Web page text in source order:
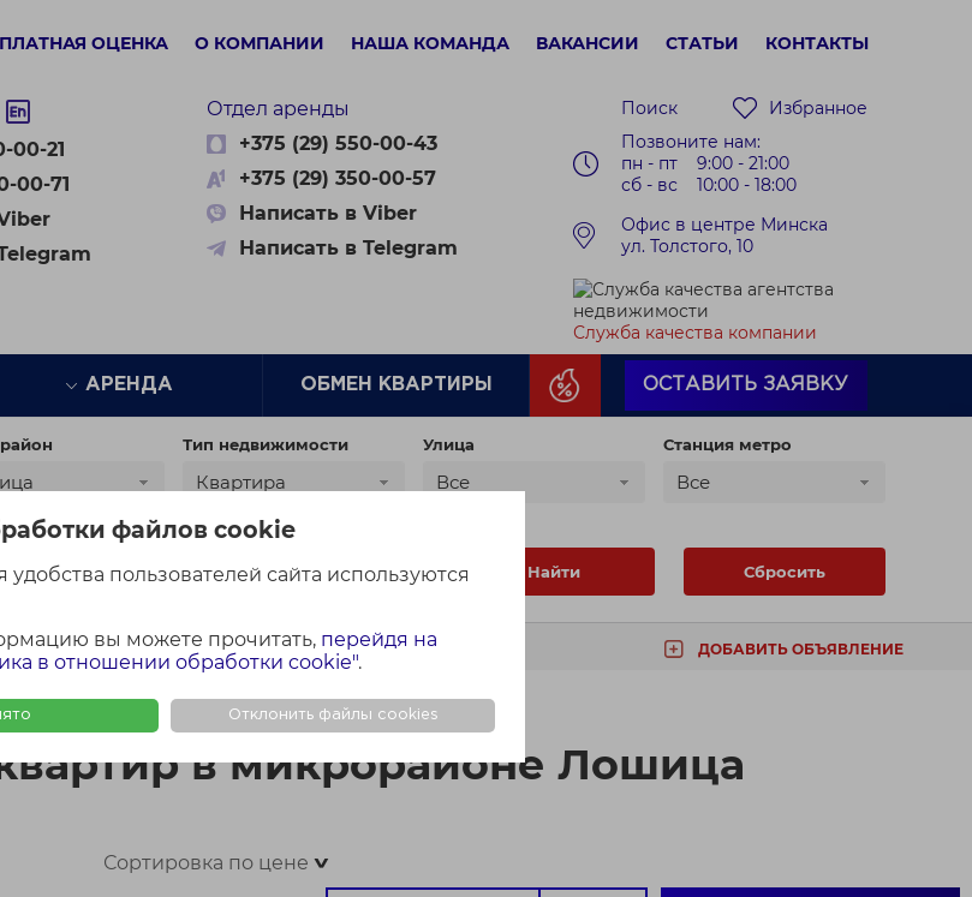
файлов cookie
пользователей сайта используются
вы можете прочитать, перейдя на
в отношении обработки cookie".
Отклонить файлы cookies
ОЦЕНКА О КОМПАНИИ НАША КОМАНДА ВАКАНСИИ СТАТЬИ КОНТАКТЫ
00-21
00-71
Отдел аренды
+375 (29) 550-00-43
+375 (29) 350-00-57
Написать в Viber
Написать в Telegram
Поиск
Избранное
Позвоните нам:
пн - пт 9:00 - 21:00
сб - вс 10:00 - 18:00
Офис в центре Минска
ул. Толстого, 10
Служба качества компании
АРЕНДА ОБМЕН КВАРТИРЫ ОСТАВИТЬ ЗАЯВКУ
Тип недвижимости
Квартира
Улица
Все
Станция метро
Все
Найти
Сбросить
ФОТО + КАРТА ФОТО КАРТА ДОБАВИТЬ ОБЪЯВЛЕНИЕ
Лошица
в микрорайоне Лошица
Сортировка по цене>